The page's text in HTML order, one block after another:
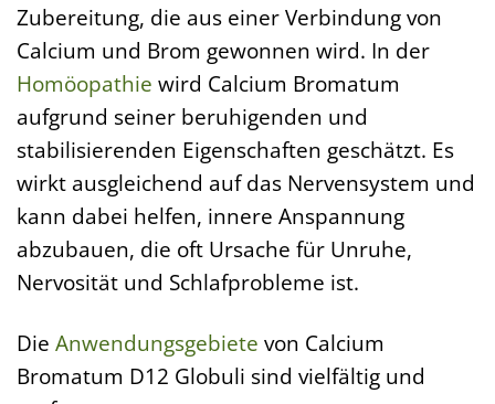
Zubereitung, die aus einer Verbindung von
Calcium und Brom gewonnen wird. In der
Homöopathie wird Calcium Bromatum
aufgrund seiner beruhigenden und
stabilisierenden Eigenschaften geschätzt. Es
wirkt ausgleichend auf das Nervensystem und
kann dabei helfen, innere Anspannung
abzubauen, die oft Ursache für Unruhe,
Nervosität und Schlafprobleme ist.
Die Anwendungsgebiete von Calcium
Bromatum D12 Globuli sind vielfältig und